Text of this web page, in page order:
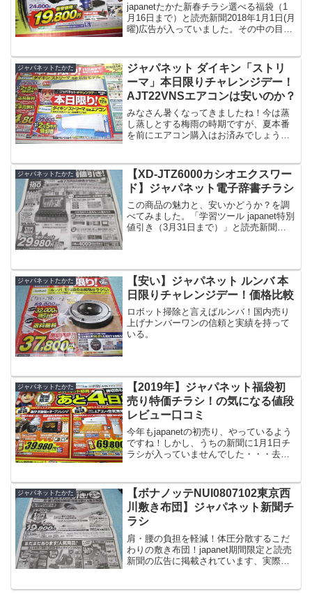
japanetたかた新春チラシ選べる福袋（1
月16日まで）と読売新聞2018年1月1日(月
曜)広告が入っていました。その中の目玉
ー」はお買い得かどうか？を調べてみ
ま...
ジャパネットたかた
ジャパネット ダイキン「ストリ
ーマ」本日限りチャレンジデー！
AJT22VNSエアコンは安いのか？
みなさん暑くなってきましたね！今は蒸
し蒸しとする梅雨の時期ですが、夏本番
を前にエアコン購入はお済みでしょう
たかた 1日限りの限界価格に挑戦！」と
読売新聞2018年5月2...
ジャパネットたかた
【XD-JTZ6000カシオエクスワー
ド】ジャパネット電子辞書チラシ
この商品の魅力と、安いかどうか？を調
べてみました。「学習ツール japanet特別
値引き（3月31日まで）」と読売新聞
ジャパネットたかた
【安い】ジャパネット ルンバ 本
日限りチャレンジデー！価格比較
ロボット掃除と言えばルンバ！国内売り
上げナンバーワンの信頼と実績を持って
いる。
ジャパネットたかた
【2019年】ジャパネット福袋初
売り特価チラシ！の気になる値段
レビュー口コミ
今年もjapanetの初売り、やっているよう
ですね！しかし、うちの新聞に1月1日チ
ラシが入っていませんでした・・・去年
り迫る」と書かれたチラシが入っていま
した。商品...
ジャパネットたかた
【ボナノッテNUI0807102東京西
川敷き布団】ジャパネット新聞チ
ラシ
肩・腰の負担を軽減！体圧分散するこだ
わりの敷き布団！japanet期間限定と読売
新聞の広告に掲載されています、実際に